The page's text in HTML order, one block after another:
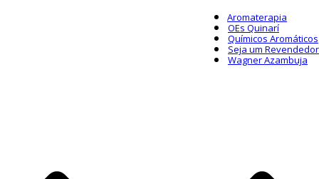
Aromaterapia
OEs Quinarí
Químicos Aromáticos
Seja um Revendedor
Wagner Azambuja